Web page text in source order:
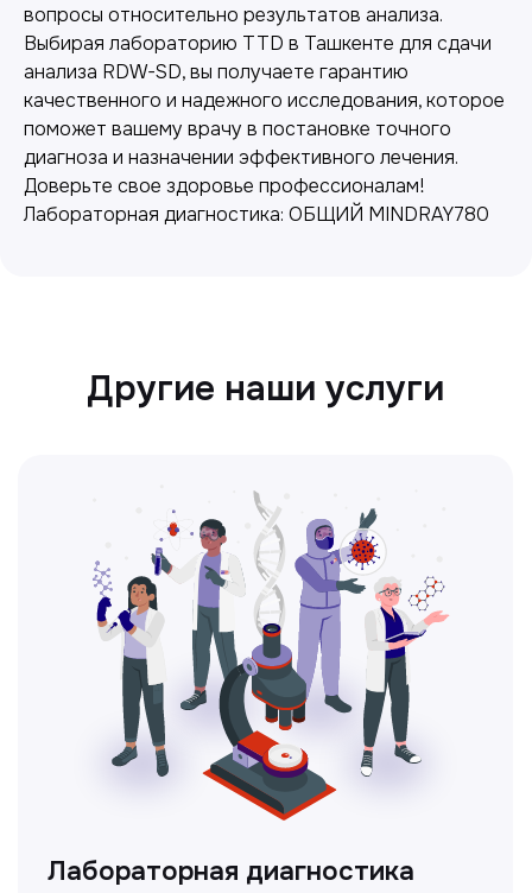
вопросы относительно результатов анализа.
Выбирая лабораторию TTD в Ташкенте для сдачи
анализа RDW-SD, вы получаете гарантию
качественного и надежного исследования, которое
поможет вашему врачу в постановке точного
диагноза и назначении эффективного лечения.
Доверьте свое здоровье профессионалам!
Лабораторная диагностика: ОБЩИЙ MINDRAY780
Лабораторная диагностика
Точные анализы для контроля здоровья и
выявления заболеваний.
Ультразвуковая диагностика
Безопасный и точный метод для
обследования внутренних органов.